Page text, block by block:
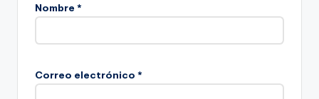
Nombre *
Correo electrónico *